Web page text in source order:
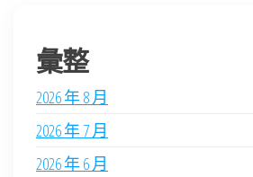
彙整
2026 年 8 月
2026 年 7 月
2026 年 6 月